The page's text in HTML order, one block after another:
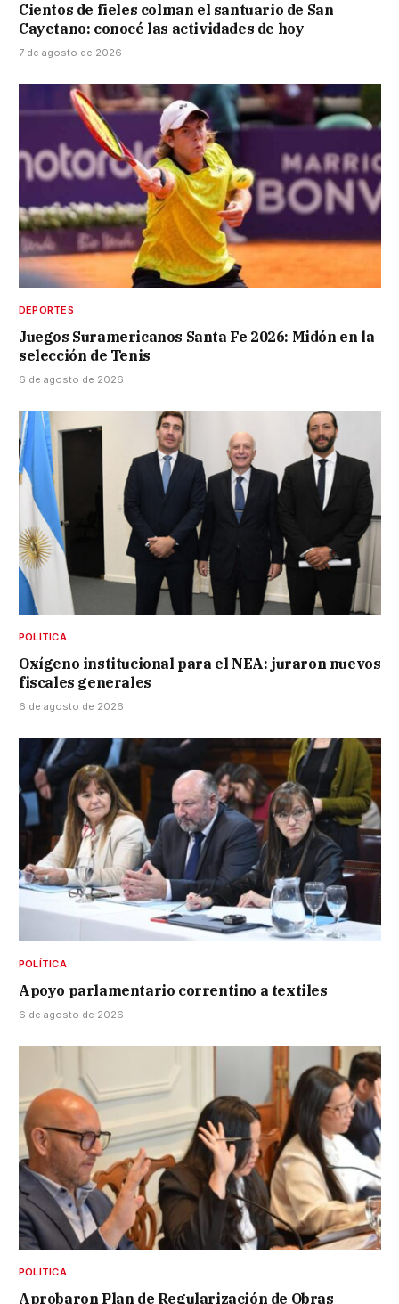
Cientos de fieles colman el santuario de San
Cayetano: conocé las actividades de hoy
7 de agosto de 2026
DEPORTES
Juegos Suramericanos Santa Fe 2026: Midón en la
selección de Tenis
6 de agosto de 2026
POLÍTICA
Oxígeno institucional para el NEA: juraron nuevos
fiscales generales
6 de agosto de 2026
POLÍTICA
Apoyo parlamentario correntino a textiles
6 de agosto de 2026
POLÍTICA
Aprobaron Plan de Regularización de Obras